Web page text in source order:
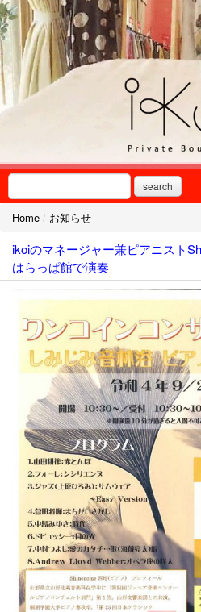
search
お知らせ
サービス案内
商品カタログ
ブティックつれづれ
ピアノ選曲リスト
よくある質問
スペシャルサンクス
プロフィール
お問合せ
Home / お知らせ
ikoiのマネージャー兼ピアニスト
はらっぱ館で演奏